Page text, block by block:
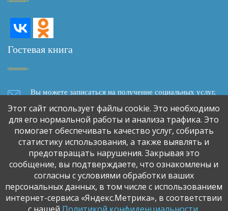
Гостевая книга
Вы можете записаться на получение социальных услуг,
задать вопрос, написать отзыв о качестве социального
обслуживания, сделать предложение о сотрудничестве,
используя форму обратной связи
Обратная связь
Этот сайт использует файлы cookie. Это необходимо
для его нормальной работы и анализа трафика. Это
помогает обеспечивать качество услуг, собирать
статистику использования, а также выявлять и
предотвращать нарушения. Закрывая это
сообщение, вы подтверждаете, что ознакомлены и
согласны с условиями обработки ваших
персональных данных, в том числе с использованием
интернет-сервиса «Яндекс.Метрика», в соответствии